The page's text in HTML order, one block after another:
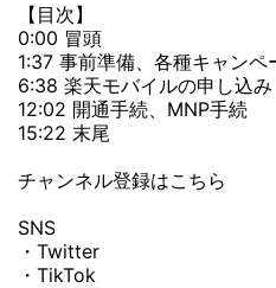
【目次】
0:00 冒頭
1:37 事前準備、各種キャンペ
6:38 楽天モバイルの申し込み
12:02 開通手続、MNP手続
15:22 末尾
チャンネル登録はこちら
SNS
・Twitter
・TikTok